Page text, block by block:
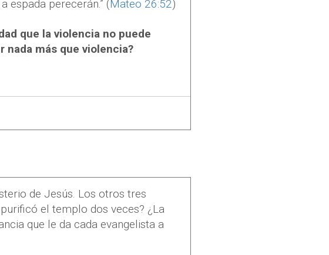
espada perecerán.” (Mateo 26:52)
que la violencia no puede
nada más que violencia?
de Jesús. Los otros tres
el templo dos veces? ¿La
que le da cada evangelista a